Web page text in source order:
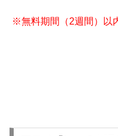
※無料期間（2週間）以